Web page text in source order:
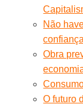
Não
confiança
Obra
O futuro